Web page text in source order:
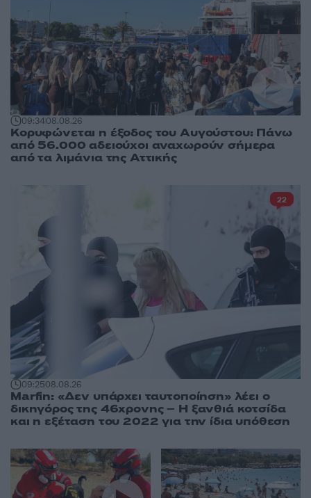
09:3408.08.26
Κορυφώνεται η έξοδος του Αυγούστου: Πάνω
από 56.000 αδειούχοι αναχωρούν σήμερα
από τα λιμάνια της Αττικής
09:2508.08.26
Marfin: «Δεν υπάρχει ταυτοποίηση» λέει ο
δικηγόρος της 46χρονης – Η ξανθιά κοτσίδα
και η εξέταση του 2022 για την ίδια υπόθεση
22